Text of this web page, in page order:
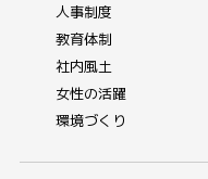
人事制度
教育体制
社内風土
女性の活躍
環境づくり